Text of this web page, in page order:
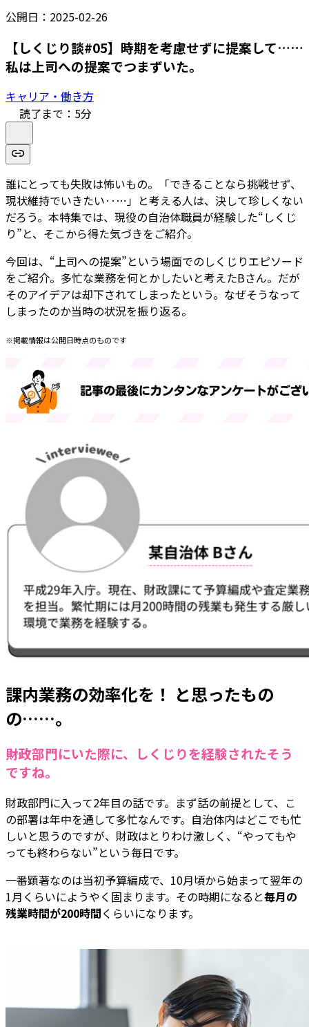
公開日： 2025-02-26
【しくじり談#05】時期を考慮せずに提案して……
私は上司への提案でつまずいた。
キャリア・働き方
読了まで： 5分
誰にとっても失敗は怖いもの。「できることなら挑戦せず、
現状維持でいきたい‥…」と考える人は、決して珍しくない
だろう。本特集では、現役の自治体職員が経験した“しくじ
り”と、そこから得た気づきをご紹介。
今回は、“上司への提案”という場面でのしくじりエピソード
をご紹介。多忙な業務を何とかしたいと考えたBさん。だが
そのアイデアは却下されてしまったという。なぜそうなって
しまったのか当時の状況を振り返る。
※掲載情報は公開日時点のものです
課内業務の効率化を！ と思ったもの
の……。
――財政部門にいた際に、しくじりを経験されたそう
ですね。
財政部門に入って2年目の話です。まず話の前提として、こ
の部署は年中を通して多忙なんです。自治体内はどこでも忙
しいと思うのですが、財政はとりわけ激しく、“やってもや
っても終わらない”という毎日です。
一番顕著なのは当初予算編成で、10月頃から始まって翌年の
1月くらいにようやく固まります。その時期になると毎月の
残業時間が200時間くらいになります。